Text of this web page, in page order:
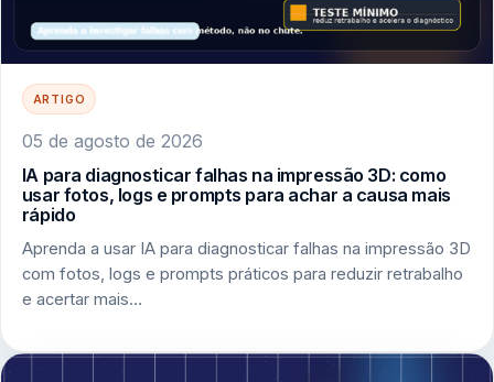
ARTIGO
05 de agosto de 2026
IA para diagnosticar falhas na impressão 3D: como
usar fotos, logs e prompts para achar a causa mais
rápido
Aprenda a usar IA para diagnosticar falhas na impressão 3D
com fotos, logs e prompts práticos para reduzir retrabalho
e acertar mais…